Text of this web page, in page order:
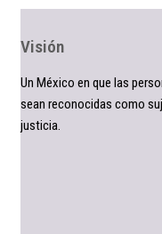
Visión
Un México en que las
sean reconocidas como
justicia.